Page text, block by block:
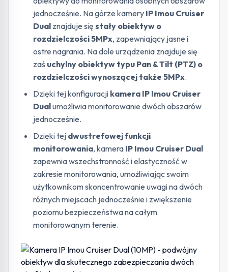
jednocześnie. Na górze kamery IP Imou Cruiser
Dual znajduje się stały obiektyw o
rozdzielczości 5MPx, zapewniający jasne i
ostre nagrania. Na dole urządzenia znajduje się
zaś uchylny obiektyw typu Pan & Tilt (PTZ) o
rozdzielczości wynoszącej także 5MPx.
Dzięki tej konfiguracji kamera IP Imou Cruiser
Dualumożliwia monitorowanie dwóch obszarów
jednocześnie.
Dzięki tej dwustrefowej funkcji
monitorowania, kamera IP Imou Cruiser Dual
zapewnia wszechstronność i elastyczność w
zakresie monitorowania, umożliwiając swoim
użytkownikom skoncentrowanie uwagi na dwóch
różnych miejscach jednocześnie i zwiększenie
poziomu bezpieczeństwa na całym
monitorowanym terenie.